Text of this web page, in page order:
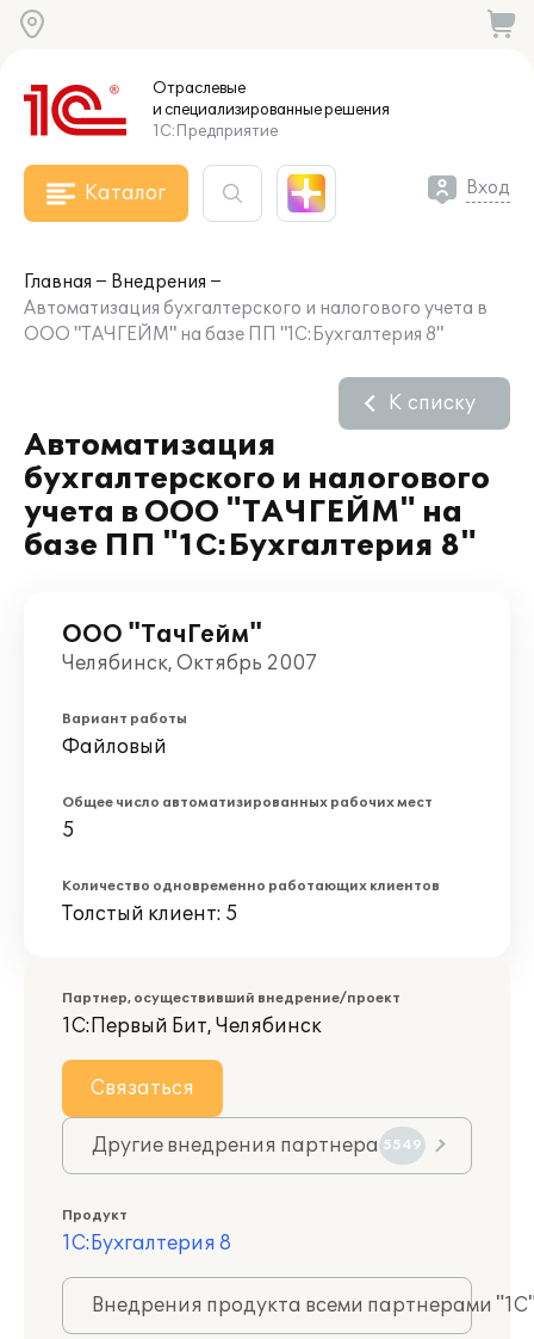
Отраслевые
и специализированныерешения
1С:Предприятие
Каталог Вход
Главная
Внедрения
Автоматизация бухгалтерского и налогового учета в
ООО "ТАЧГЕЙМ" на базе ПП "1С:Бухгалтерия 8"
Автоматизация
бухгалтерского и налогового
учета в ООО "ТАЧГЕЙМ" на
базе ПП "1С:Бухгалтерия 8"
К списку
ООО "ТачГейм"
Челябинск, Октябрь 2007
Вариант работы
Файловый
Общее число автоматизированных рабочих мест
5
Количество одновременно работающих клиентов
Толстый клиент: 5
Партнер, осуществивший внедрение/проект
1С:Первый Бит, Челябинск
Связаться
Другие внедрения партнера 5549
Продукт
1С:Бухгалтерия 8
Внедрения продукта всеми партнерами